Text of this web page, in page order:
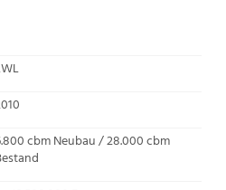
cbm Neubau / 28.000 cbm